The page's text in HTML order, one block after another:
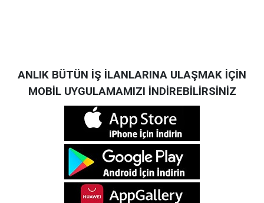
ANLIK BÜTÜN İŞ İLANLARINA ULAŞMAK İÇİN
MOBİL UYGULAMAMIZI İNDİREBİLİRSİNİZ